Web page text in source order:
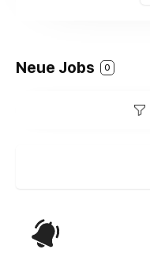
Neue Jobs 0